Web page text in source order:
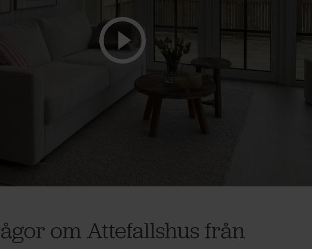
om Attefallshus från